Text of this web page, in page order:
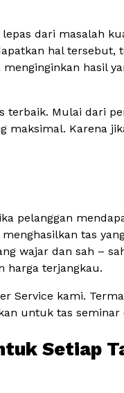
dari masalah
hal tersebut,
hasil
Mulai dari
Karena
pelanggan
tas
wajar dan sah –
harga terjangkau.
Service kami.
untuk tas seminar
Setiap